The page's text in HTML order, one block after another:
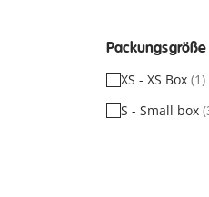
Packungsgröße
XS - XS Box (1)
S - Small box